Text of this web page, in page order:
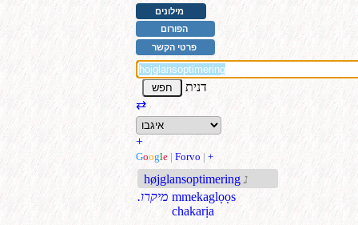
מילונים
הפורום
פרטי הקשר
דנית
⇄
+
Google | Forvo | +
højglansoptimering נ
.מיקרו mmekaglọọs
chakarịa